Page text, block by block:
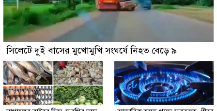
সিলেটে দুই বাসের মুখোমুখি সংঘর্ষে নিহত বেড়ে ৯